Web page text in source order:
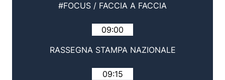
#FOCUS / FACCIA A FACCIA
09:00
RASSEGNA STAMPA NAZIONALE
09:15